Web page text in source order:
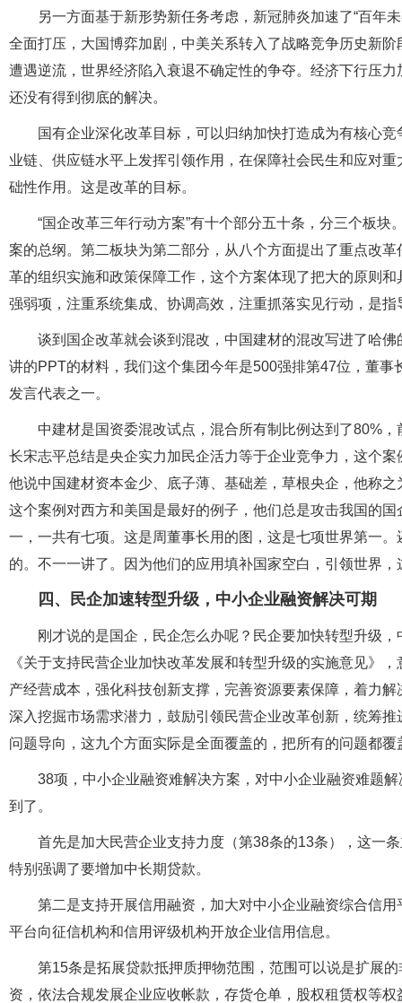
另一方面基于新形势新任务考虑，新冠肺炎加速了“百年
全面打压，大国博弈加剧，中美关系转入了战略竞争历史新
遭遇逆流，世界经济陷入衰退不确定性的争夺。经济下行压
还没有得到彻底的解决。
国有企业深化改革目标，可以归纳加快打造成为有核心
业链、供应链水平上发挥引领作用，在保障社会民生和应对
础性作用。这是改革的目标。
“国企改革三年行动方案”有十个部分五十条，分三个板
案的总纲。第二板块为第二部分，从八个方面提出了重点改
革的组织实施和政策保障工作，这个方案体现了把大的原则
强弱项，注重系统集成、协调高效，注重抓落实见行动，是
谈到国企改革就会谈到混改，中国建材的混改写进了哈
讲的PPT的材料，我们这个集团今年是500强排第47位，董
发言代表之一。
中建材是国资委混改试点，混合所有制比例达到了80%
长宋志平总结是央企实力加民企活力等于企业竞争力，这个
他说中国建材资本金少、底子薄、基础差，草根央企，他称
这个案例对西方和美国是最好的例子，他们总是攻击我国的
一，一共有七项。这是周董事长用的图，这是七项世界第一
的。不一一讲了。因为他们的应用填补国家空白，引领世界
四、民企加速转型升级，中小企业融资解决可期
刚才说的是国企，民企怎么办呢？民企要加快转型升级
《关于支持民营企业加快改革发展和转型升级的实施意见》
产经营成本，强化科技创新支撑，完善资源要素保障，着力
深入挖掘市场需求潜力，鼓励引领民营企业改革创新，统筹
问题导向，这九个方面实际是全面覆盖的，把所有的问题都
38项，中小企业融资难解决方案，对中小企业融资难题
到了。
首先是加大民营企业支持力度（第38条的13条），这一
特别强调了要增加中长期贷款。
第二是支持开展信用融资，加大对中小企业融资综合信
平台向征信机构和信用评级机构开放企业信用信息。
第15条是拓展贷款抵押质押物范围，范围可以说是扩展
资，依法合规发展企业应收帐款，存货仓单，股权租赁权等